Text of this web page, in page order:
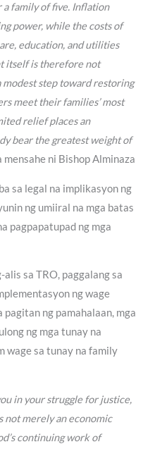
a family of five. Inflation
power, while the costs of
education, and utilities
itself is therefore not
modest step toward restoring
meet their families’ most
relief places an
bear the greatest weight of
mensahe ni Bishop Alminaza
sa legal na implikasyon ng
ng umiiral na mga batas
pagpapatupad ng mga
sa TRO, paggalang sa
ng wage
ng pamahalaan, mga
ng mga tunay na
wage sa tunay na family
in your struggle for justice,
not merely an economic
continuing work of